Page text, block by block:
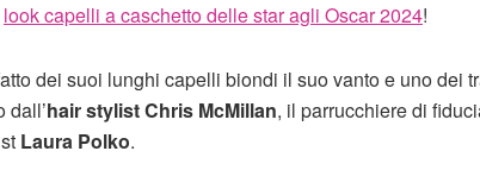
look capelli a caschetto delle star agli Oscar 2024!
dei suoi lunghi capelli biondi il suo vanto e uno dei
dall’hair stylist Chris McMillan, il parrucchiere di
Laura Polko.